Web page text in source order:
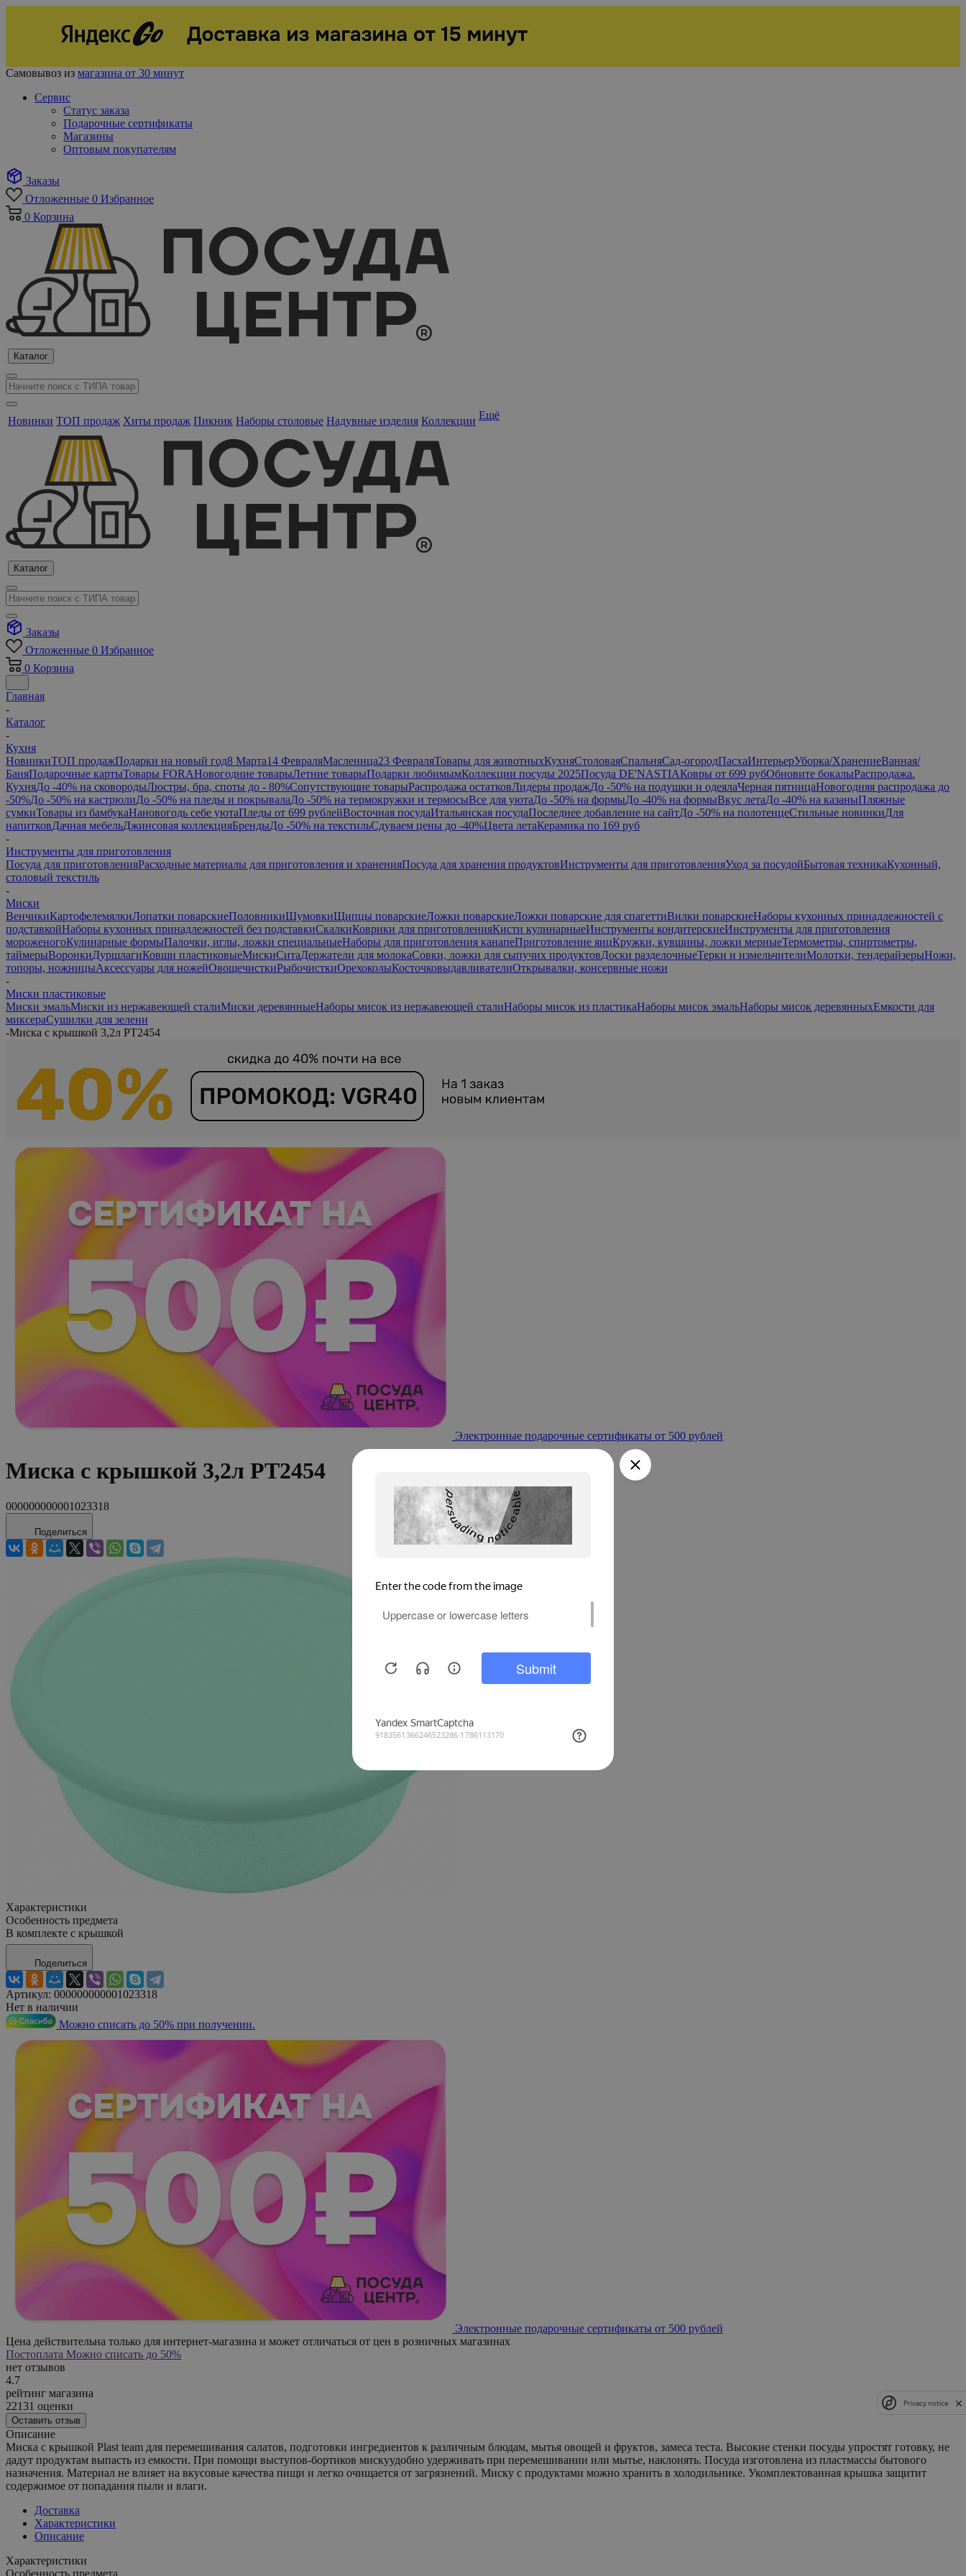
Самовывоз из магазина от 30 минут
Сервис
Статус заказа
Подарочные сертификаты
Магазины
Оптовым покупателям
Заказы
Отложенные 0 Избранное
0 Корзина
Каталог
Новинки ТОП продаж Хиты продаж Пикник Наборы столовые Надувные изделия Коллекции Ещё
Каталог
Заказы
Отложенные 0 Избранное
0 Корзина
Главная
-
Каталог
-
Кухня
НовинкиТОП продажПодарки на новый год8 Марта14 ФевраляМасленица23 ФевраляТовары для животныхКухняСтоловаяСпальняСад-огородПасхаИнтерьерУборка/ХранениеВанная/
БаняПодарочные картыТовары FORAНовогодние товарыЛетние товарыПодарки любимымКоллекции посуды 2025Посуда DE'NASTIAКовры от 699 рубОбновите бокалыРаспродажа.
КухняДо -40% на сковородыЛюстры, бра, споты до - 80%Сопутствующие товарыРаспродажа остатковЛидеры продажДо -50% на подушки и одеялаЧерная пятницаНовогодняя распродажа до
-50%До -50% на кастрюлиДо -50% на пледы и покрывалаДо -50% на термокружки и термосыВсе для уютаДо -50% на формыДо -40% на формыВкус летаДо -40% на казаныПляжные
сумкиТовары из бамбукаНановогодь себе уютаПледы от 699 рублейВосточная посудаИтальянская посудаПоследнее добавление на сайтДо -50% на полотенцеСтильные новинкиДля
напитковДачная мебельДжинсовая коллекцияБрендыДо -50% на текстильСдуваем цены до -40%Цвета летаКерамика по 169 руб
-
Инструменты для приготовления
Посуда для приготовленияРасходные материалы для приготовления и храненияПосуда для хранения продуктовИнструменты для приготовленияУход за посудойБытовая техникаКухонный,
столовый текстиль
-
Миски
ВенчикиКартофелемялкиЛопатки поварскиеПоловникиШумовкиЩипцы поварскиеЛожки поварскиеЛожки поварские для спагеттиВилки поварскиеНаборы кухонных принадлежностей с
подставкойНаборы кухонных принадлежностей без подставкиСкалкиКоврики для приготовленияКисти кулинарныеИнструменты кондитерскиеИнструменты для приготовления
мороженогоКулинарные формыПалочки, иглы, ложки специальныеНаборы для приготовления канапеПриготовление яицКружки, кувшины, ложки мерныеТермометры, спиртометры,
таймерыВоронкиДуршлагиКовши пластиковыеМискиСитаДержатели для молокаСовки, ложки для сыпучих продуктовДоски разделочныеТерки и измельчителиМолотки, тендерайзерыНожи,
топоры, ножницыАксессуары для ножейОвощечисткиРыбочисткиОрехоколыКосточковыдавливателиОткрывалки, консервные ножи
-
Миски пластиковые
Миски эмальМиски из нержавеющей сталиМиски деревянныеНаборы мисок из нержавеющей сталиНаборы мисок из пластикаНаборы мисок эмальНаборы мисок деревянныхЕмкости для
миксераСушилки для зелени
-Миска с крышкой 3,2л PT2454
Электронные подарочные сертификаты от 500 рублей
Миска с крышкой 3,2л PT2454
000000000001023318
Поделиться
Характеристики
Особенность предмета
В комплекте с крышкой
Поделиться
Артикул: 000000000001023318
Нет в наличии
Можно списать до 50% при получении.
Электронные подарочные сертификаты от 500 рублей
Цена действительна только для интернет-магазина и может отличаться от цен в розничных магазинах
Постоплата Можно списать до 50%
нет отзывов
4.7
рейтинг магазина
22131 оценки
Оставить отзыв
Описание
Миска с крышкой Plast team для перемешивания салатов, подготовки ингредиентов к различным блюдам, мытья овощей и фруктов, замеса теста. Высокие стенки посуды упростят готовку, не
дадут продуктам выпасть из емкости. При помощи выступов-бортиков мискуудобно удерживать при перемешивании или мытье, наклонять. Посуда изготовлена из пластмассы бытового
назначения. Материал не влияет на вкусовые качества пищи и легко очищается от загрязнений. Миску с продуктами можно хранить в холодильнике. Укомплектованная крышка защитит
содержимое от попадания пыли и влаги.
Доставка
Характеристики
Описание
Характеристики
Особенность предмета
Privacy notice